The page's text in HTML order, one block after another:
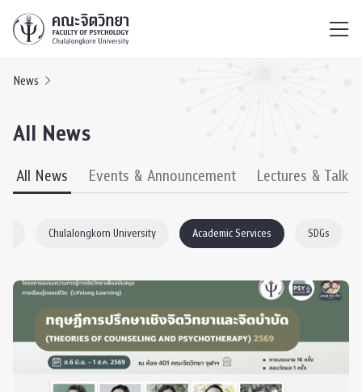
News
All News
All News Events & Announcement Lectures & Talks
Chulalongkorn University Academic Services SDGs